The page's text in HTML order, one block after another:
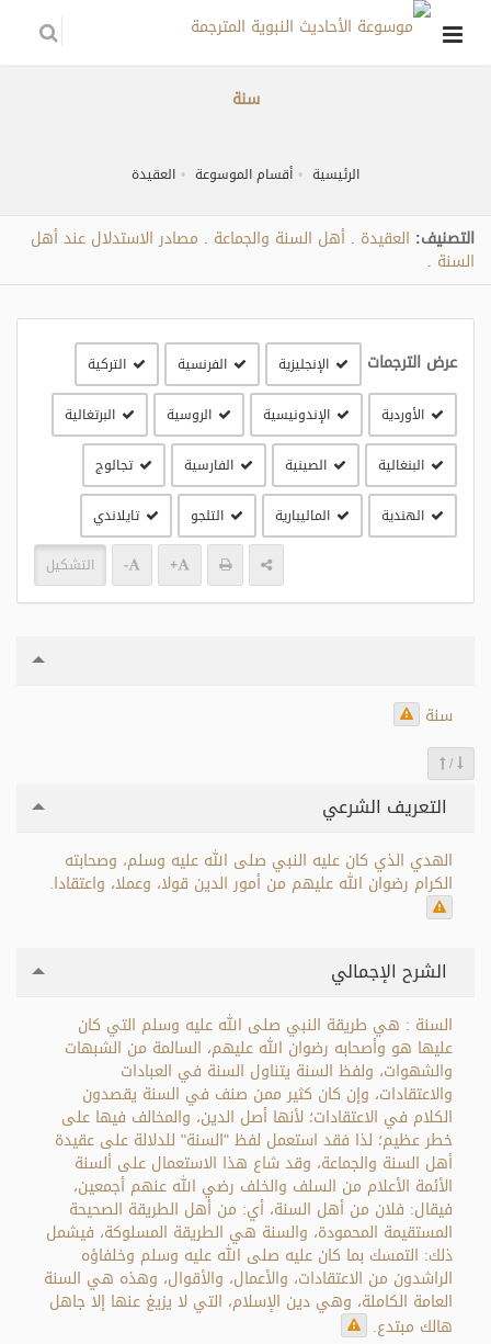
سنة
الرئيسية أقسام الموسوعة العقيدة
التصنيف: العقيدة أهل السنة والجماعة مصادر الاستدلال عند أهل
السنة
عرض الترجمات الإنجليزية الفرنسية التركية
الأوردية الإندونيسية الروسية البرتغالية
البنغالية الصينية الفارسية تجالوج
الهندية الماليبارية التلجو تايلاندي
+
- التشكيل
سنة
/
التعريف الشرعي
الهدي الذي كان عليه النبي صلى الله عليه وسلم، وصحابته
الكرام رضوان الله عليهم من أمور الدين قولا، وعملا، واعتقادا.
الشرح الإجمالي
السنة : هي طريقة النبي صلى الله عليه وسلم التي كان
عليها هو وأصحابه رضوان الله عليهم، السالمة من الشبهات
والشهوات، ولفظ السنة يتناول السنة في العبادات
والاعتقادات، وإن كان كثير ممن صنف في السنة يقصدون
الكلام في الاعتقادات؛ لأنها أصل الدين، والمخالف فيها على
خطر عظيم؛ لذا فقد استعمل لفظ "السنة" للدلالة على عقيدة
أهل السنة والجماعة، وقد شاع هذا الاستعمال على ألسنة
الأئمة الأعلام من السلف والخلف رضي الله عنهم أجمعين،
فيقال: فلان من أهل السنة، أي: من أهل الطريقة الصحيحة
المستقيمة المحمودة، والسنة هي الطريقة المسلوكة، فيشمل
ذلك: التمسك بما كان عليه صلى الله عليه وسلم وخلفاؤه
الراشدون من الاعتقادات، والأعمال، والأقوال، وهذه هي السنة
العامة الكاملة، وهي دين الإسلام، التي لا يزيغ عنها إلا جاهل
هالك مبتدع.